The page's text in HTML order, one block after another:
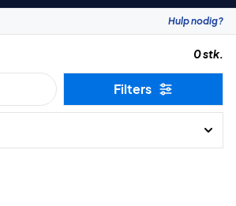
Hulp nodig?
0 stk.
Filters